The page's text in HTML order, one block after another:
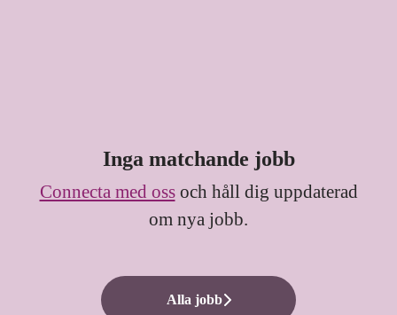
Inga matchande jobb
Connecta med ossoch håll dig uppdaterad
om nya jobb.
Alla jobb